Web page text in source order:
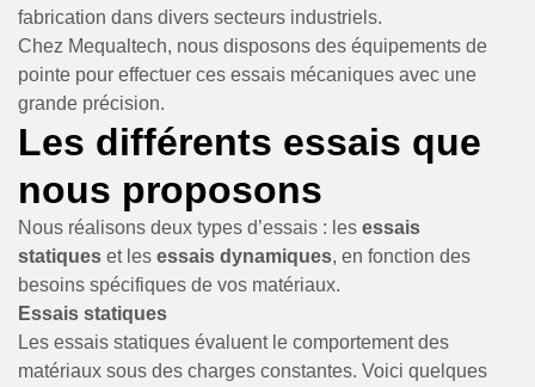
fabrication dans divers secteurs industriels.
Chez Mequaltech, nous disposons des équipements de
pointe pour effectuer ces essais mécaniques avec une
grande précision.
Les différents essais que
nous proposons
Nous réalisons deux types d’essais : les essais
statiques et les essais dynamiques, en fonction des
besoins spécifiques de vos matériaux.
Essais statiques
Les essais statiques évaluent le comportement des
matériaux sous des charges constantes. Voici quelques